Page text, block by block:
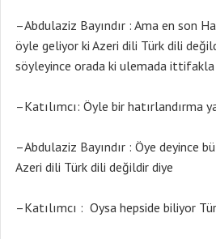
–Abdulaziz Bayındır : Ama en son
öyle geliyor ki Azeri dili Türk dili
söyleyince orada ki ulemada ittifakla
–Katılımcı: Öyle bir hatırlandırma
–Abdulaziz Bayındır : Öye deyince
Azeri dili Türk dili değildir diye
–Katılımcı : Oysa hepside biliyor